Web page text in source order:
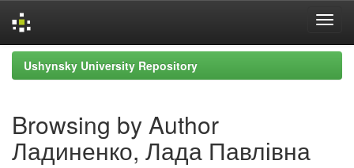
Skip
navigation
Ushynsky University Repository
Browsing by Author
Ладиненко, Лада Павлівна